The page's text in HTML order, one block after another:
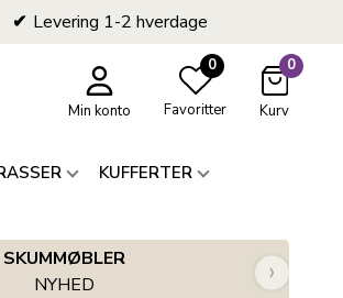
Levering 1-2 hverdage
Min konto
0
Favoritter
0
Kurv
KUFFERTER
SKUMMØBLER
NYHED
›